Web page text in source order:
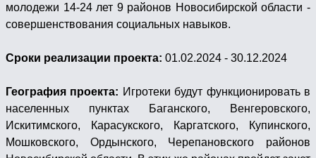
молодежи 14-24 лет 9 районов Новосибирской области -
совершенствования социальных навыков.
Сроки реализации проекта: 01.02.2024 - 30.12.2024
География проекта: Игротеки будут функционировать в
населенных пунктах Баганского, Венгеровского,
Искитимского, Карасукского, Каргатского, Купинского,
Мошковского, Ордынского, Черепановского районов